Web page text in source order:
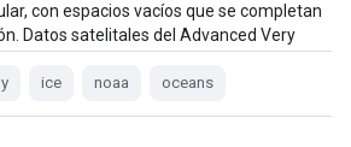
con espacios vacíos que se completan
Datos satelitales del Advanced Very
ice noaa oceans